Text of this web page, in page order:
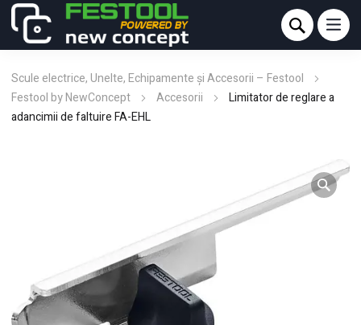
Scule electrice, Unelte, Echipamente și Accesorii – Festool
Festool by NewConcept
Accesorii
Limitator de reglare a
adancimii de faltuire FA-EHL